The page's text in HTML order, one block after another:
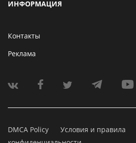
ИНФОРМАЦИЯ
Контакты
Реклама
DMCA Policy Условия и правила